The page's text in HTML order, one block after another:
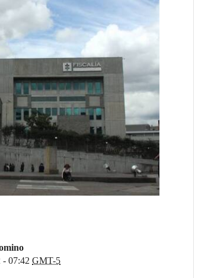
- 07:42 GMT-5